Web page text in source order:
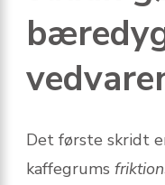
Det første skridt
kaffegrums